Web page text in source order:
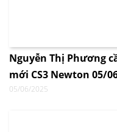
Nguyễn Thị Phương
mới CS3 Newton 05/
05/06/2025